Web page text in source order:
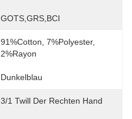
GOTS,GRS,BCI
91%Cotton, 7%Polyester,
2%Rayon
Dunkelblau
3/1 Twill Der Rechten Hand